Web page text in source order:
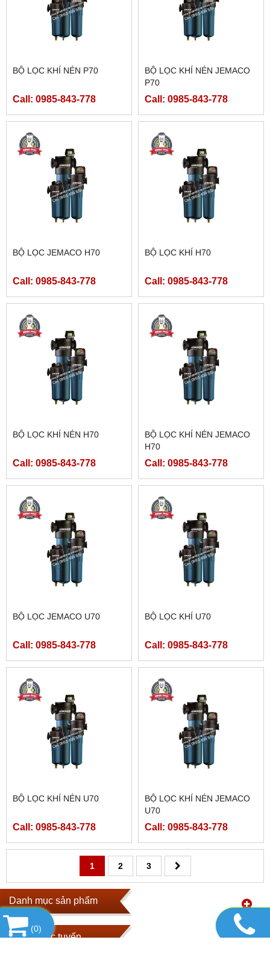
Danh mục sản phẩm
Hổ trợ trực tuyến
BỘ LỌC KHÍ NÉN P70
Call: 0985-843-778
BỘ LỌC KHÍ NÉN JEMACO
P70
Call: 0985-843-778
BỘ LỌC JEMACO H70
Call: 0985-843-778
BỘ LỌC KHÍ H70
Call: 0985-843-778
BỘ LỌC KHÍ NÉN H70
Call: 0985-843-778
BỘ LỌC KHÍ NÉN JEMACO
H70
Call: 0985-843-778
BỘ LỌC JEMACO U70
Call: 0985-843-778
BỘ LỌC KHÍ U70
Call: 0985-843-778
BỘ LỌC KHÍ NÉN U70
Call: 0985-843-778
BỘ LỌC KHÍ NÉN JEMACO
U70
Call: 0985-843-778
1 2 3
(0)